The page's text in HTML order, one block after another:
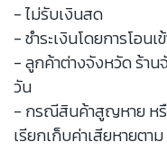
- ไม่รับเงินสด
- ชำระเงินโดยการโอน
- ลูกค้าต่างจังหวัด ร้า
วัน
- กรณีสินค้าสูญหาย หรื
เรียกเก็บค่าเสียหายตาม